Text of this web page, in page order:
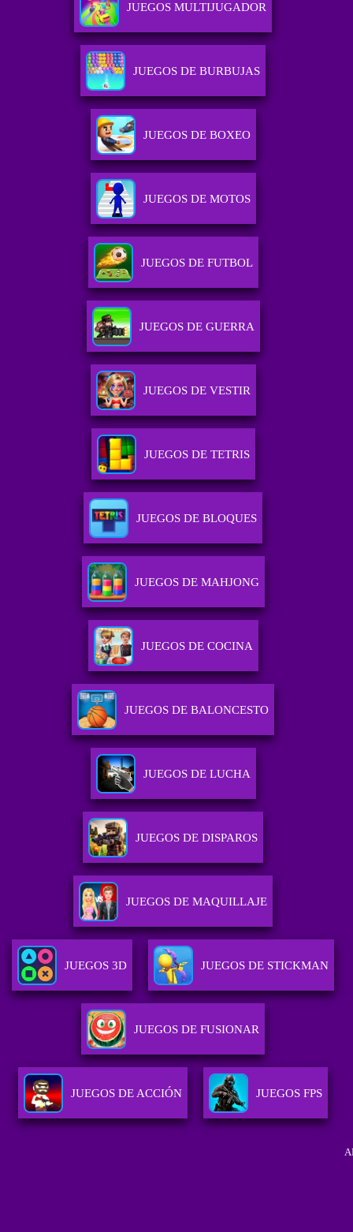
JUEGOS MULTIJUGADOR
JUEGOS DE BURBUJAS
JUEGOS DE BOXEO
JUEGOS DE MOTOS
JUEGOS DE FUTBOL
JUEGOS DE GUERRA
JUEGOS DE VESTIR
JUEGOS DE TETRIS
JUEGOS DE BLOQUES
JUEGOS DE MAHJONG
JUEGOS DE COCINA
JUEGOS DE BALONCESTO
JUEGOS DE LUCHA
JUEGOS DE DISPAROS
JUEGOS DE MAQUILLAJE
JUEGOS 3D JUEGOS DE STICKMAN
JUEGOS DE FUSIONAR
JUEGOS DE ACCIÓN JUEGOS FPS